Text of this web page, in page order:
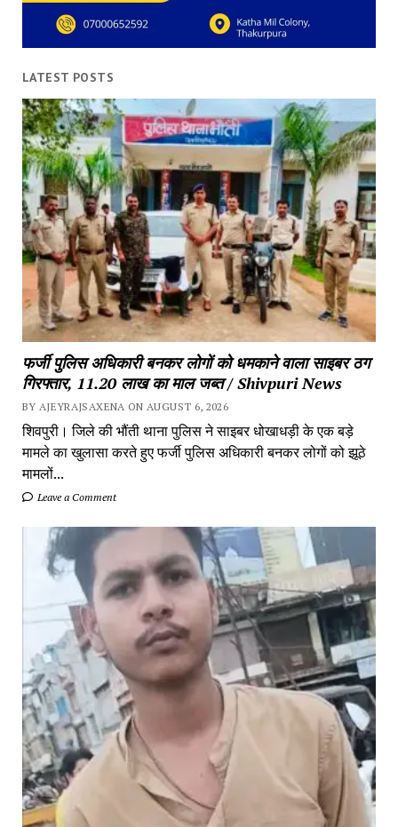
LATEST POSTS
फर्जी पुलिस अधिकारी बनकर लोगों को धमकाने वाला साइबर ठग
गिरफ्तार, 11.20 लाख का माल जब्त / Shivpuri News
BY AJEYRAJSAXENA ON AUGUST 6, 2026
शिवपुरी। जिले की भौंती थाना पुलिस ने साइबर धोखाधड़ी के एक बड़े
मामले का खुलासा करते हुए फर्जी पुलिस अधिकारी बनकर लोगों को झूठे
मामलों...
Leave a Comment